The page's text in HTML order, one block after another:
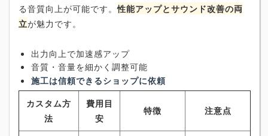
る音質向上が可能です。性能アップとサウンド改善の両
立が魅力です。
出力向上で加速感アップ
音質・音量を細かく調整可能
施工は信頼できるショップに依頼
カスタム方
法
費用目
安
特徴 注意点